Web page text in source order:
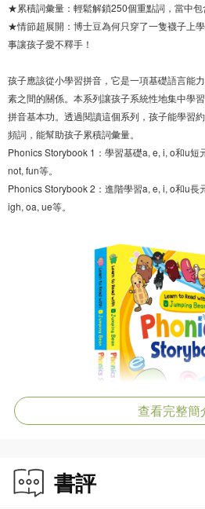
★累積詞彙量：輕鬆解鎖250個重點詞，當中包
★情節超展開：博士豆為何只穿了一隻襪子上
事讓孩子愛不釋手！
孩子應該從小學習拼音，它是一項基礎語言能
素之間的關係。本系列讓孩子系統性地集中學
拼音基本功。透過閱讀這個系列，孩子能學習
頻詞，能幫助孩子累積詞彙量。
Phonics Storybook 1：學習基礎a, e, i, o和u短
not, fun等。
Phonics Storybook 2：進階學習a, e, i, o和u長
igh, oa, ue等。
查看完整簡
書評